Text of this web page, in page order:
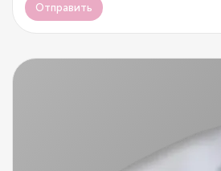
Отправить